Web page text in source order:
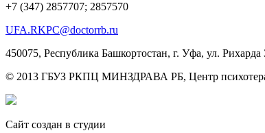
+7 (347) 2857707; 2857570
UFA.RKPC@doctorrb.ru
450075, Республика Башкортостан, г. Уфа, ул. Рихарда
© 2013 ГБУЗ РКПЦ МИНЗДРАВА РБ, Центр
Сайт создан в студии